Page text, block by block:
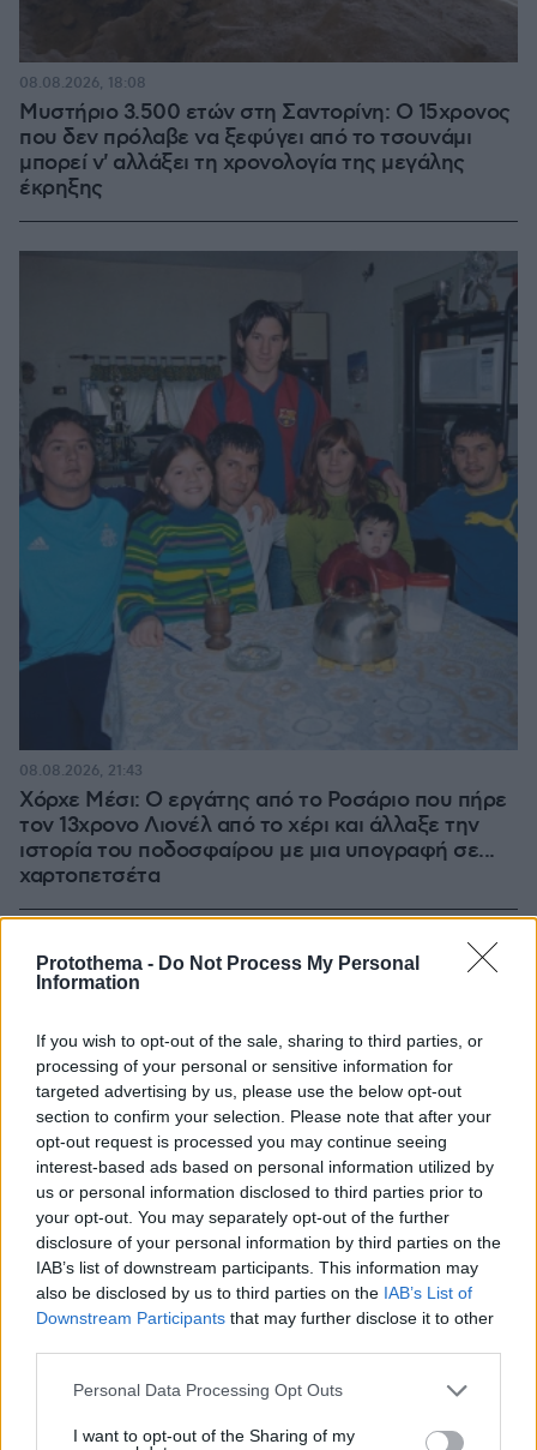
Protothema - Do Not Process My Personal
Information
If you wish to opt-out of the sale, sharing to third parties, or
processing of your personal or sensitive information for
targeted advertising by us, please use the below opt-out
section to confirm your selection. Please note that after your
opt-out request is processed you may continue seeing
interest-based ads based on personal information utilized by
us or personal information disclosed to third parties prior to
your opt-out. You may separately opt-out of the further
disclosure of your personal information by third parties on the
IAB’s list of downstream participants. This information may
also be disclosed by us to third parties on the IAB’s List of
Downstream Participants that may further disclose it to other
Please note that this website/app uses one or more Google
not limited to your visit or usage behaviour. You may click to
Personal Data Processing Opt Outs
I want to opt-out of the Sharing of my
Μυστήριο 3.500 ετών στη Σαντορίνη: Ο 15χρονος
που δεν πρόλαβε να ξεφύγει από το τσουνάμι
μπορεί ν' αλλάξει τη χρονολογία της μεγάλης
έκρηξης
08.08.2026, 18:08
Χόρχε Μέσι: Ο εργάτης από το Ροσάριο που πήρε
τον 13χρονο Λιονέλ από το χέρι και άλλαξε την
ιστορία του ποδοσφαίρου με μια υπογραφή σε...
χαρτοπετσέτα
08.08.2026, 21:43